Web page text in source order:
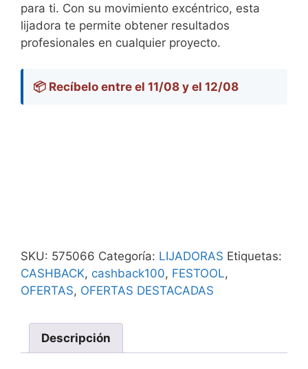
para ti. Con su movimiento excéntrico, esta
lijadora te permite obtener resultados
profesionales en cualquier proyecto.
📦 Recíbelo entre el 11/08 y el 12/08
SKU: 575066 Categoría: LIJADORAS Etiquetas:
CASHBACK, cashback100, FESTOOL,
OFERTAS, OFERTAS DESTACADAS
Descripción